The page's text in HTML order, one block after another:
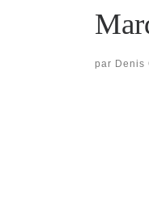
par Denis